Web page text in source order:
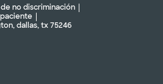
no discriminación
dallas, tx 75246